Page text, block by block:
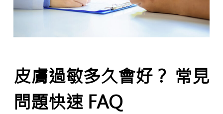
皮膚過敏多久會好？ 常見
問題快速 FAQ